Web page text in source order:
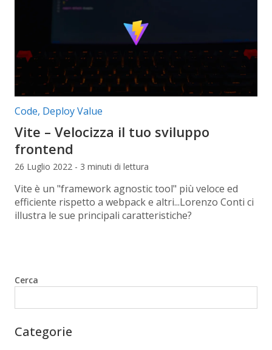
Categorie articolo:
Code, Deploy Value
Vite – Velocizza il tuo sviluppo
frontend
26 Luglio 2022 - 3 minuti di lettura
Vite è un "framework agnostic tool" più veloce ed
efficiente rispetto a webpack e altri...Lorenzo Conti ci
illustra le sue principali caratteristiche?
Cerca
Categorie